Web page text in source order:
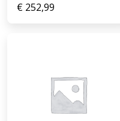
€ 252,99